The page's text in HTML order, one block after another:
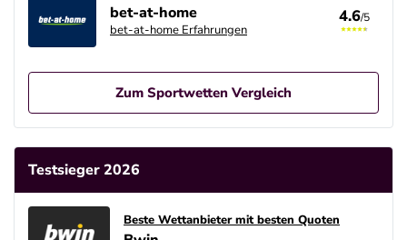
bet-at-home
bet-at-home Erfahrungen
4.6/5
Zum Sportwetten Vergleich
Betano Casino Bonus
100% bis zu 80€
Betano Bonus
Testsieger 2026
Beste Wettanbieter mit besten Quoten